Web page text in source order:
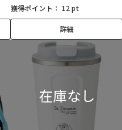
獲得ポイント： 12 pt
詳細